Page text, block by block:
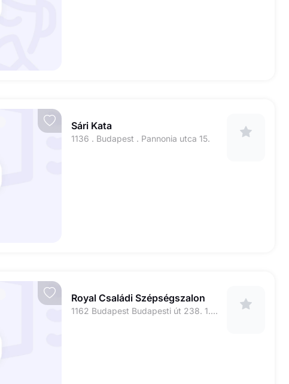
Sári Kata
1136 . Budapest . Pannonia utca 15.
Royal Családi Szépségszalon
1162 Budapest Budapesti út 238. 1. Emelet